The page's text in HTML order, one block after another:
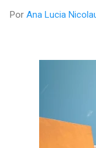
Por Ana Lucia